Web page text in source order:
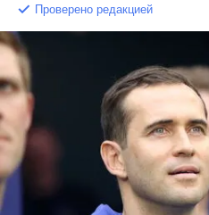
Проверено редакцией